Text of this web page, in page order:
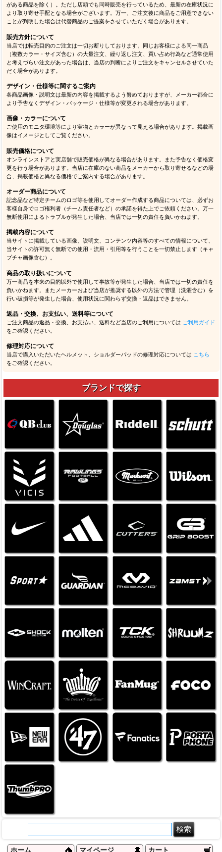
がある商品を除く）。ただし店頭でも同時販売を行っているため、最新の在庫状況に
より取り寄せ手配となる場合がございます。万一、ご注文後に商品をご用意できない
ことが判明した場合は代替商品のご提案をさせていただく場合があります。
販売方針について
当店では転売目的のご注文は一切お断りしております。同じお客様による同一商品
（複数カラー・サイズ含む）の大量注文、繰り返し注文、買い占め行為など通常使用
と考えづらい注文があった場合は、当店の判断によりご注文をキャンセルさせていた
だく場合があります。
デザイン・仕様等に関するご案内
各商品画像・説明文は最新の内容を掲載するよう努めておりますが、メーカー都合に
より予告なくデザイン・パッケージ・仕様等が変更される場合があります。
画像・カラーについて
ご使用のモニタ環境等により実物とカラーが異なって見える場合があります。掲載画
像はイメージとしてご覧ください。
販売価格について
オンラインストアと実店舗で販売価格が異なる場合があります。また予告なく価格変
更を行う場合があります。当店に在庫のない商品をメーカーから取り寄せるなどの場
合、掲載価格と異なる価格でご案内する場合があります。
オーダー商品について
記念品など特定チームのロゴ等を使用してオーダー作成する商品については、必ずお
客様自身でロゴ権利者（チーム責任者など）の承諾を得た上でご依頼ください。万一
無断使用によるトラブルが発生した場合、当店では一切の責任を負いかねます。
掲載内容について
当サイトに掲載している画像、説明文、コンテンツ内容等のすべての情報について、
当サイトの許可無く無断での使用・流用・引用等を行うことを一切禁止します（キャ
プチャ画像含む）。
商品の取り扱いについて
万一商品を本来の目的以外で使用して事故等が発生した場合、当店では一切の責任を
負いかねます。またメーカーおよび当店が推奨する以外の方法で管理（洗濯含む）を
行い破損等が発生した場合、使用状況に関わらず交換・返品はできません。
返品・交換、お支払い、送料等について
ご注文商品の返品・交換、お支払い、送料など当店のご利用については ご利用ガイド
をご確認ください。
修理対応について
当店で購入いただいたヘルメット、ショルダーパッドの修理対応については こちら
をご確認ください。
ブランドで探す
ホーム マイページ カート